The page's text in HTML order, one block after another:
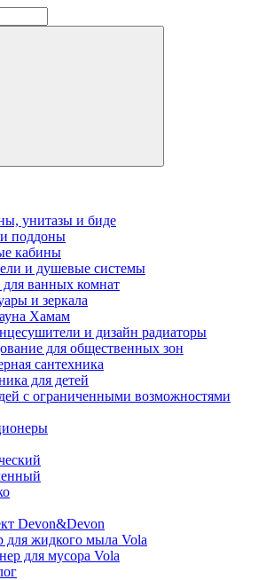
унитазы и биде
поддоны
кабины
и душевые системы
ванных комнат
и зеркала
Хамам
и дизайн радиаторы
для общественных зон
сантехника
для детей
с ограниченными возможностями
Devon&Devon
для жидкого мыла Vola
для мусора Vola